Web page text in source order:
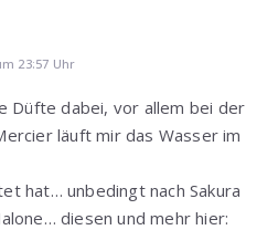
23:57 Uhr
Düfte dabei, vor allem bei der
läuft mir das Wasser im
hat… unbedingt nach Sakura
diesen und mehr hier: